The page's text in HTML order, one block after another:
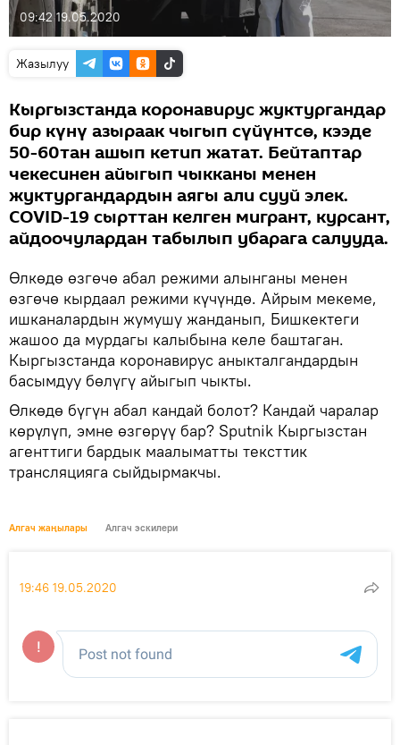
09:42 19.05.2020
Жазылуу
Кыргызстанда коронавирус жуктургандар
бир күнү азыраак чыгып сүйүнтсө, кээде
50-60тан ашып кетип жатат. Бейтаптар
чекесинен айыгып чыкканы менен
жуктургандардын аягы али сууй элек.
COVID-19 сырттан келген мигрант, курсант,
айдоочулардан табылып убарага салууда.
Өлкөдө өзгөчө абал режими алынганы менен
өзгөчө кырдаал режими күчүндө. Айрым мекеме,
ишканалардын жумушу жанданып, Бишкектеги
жашоо да мурдагы калыбына келе баштаган.
Кыргызстанда коронавирус аныкталгандардын
басымдуу бөлүгү айыгып чыкты.
Өлкөдө бүгүн абал кандай болот? Кандай чаралар
көрүлүп, эмне өзгөрүү бар? Sputnik Кыргызстан
агенттиги бардык маалыматты тексттик
трансляцияга сыйдырмакчы.
Алгач жаңылары Алгач эскилери
19:46 19.05.2020